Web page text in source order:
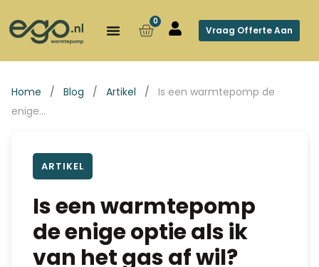
0
Vraag Offerte Aan
Home / Blog / Artikel /
Is een warmtepomp de
enige…
ARTIKEL
Is een warmtepomp
de enige optie als ik
van het gas af wil?